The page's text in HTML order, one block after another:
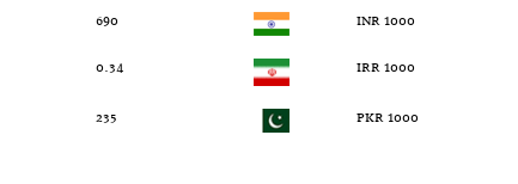
1000 INR
690
1000 IRR
0.34
1000 PKR
235